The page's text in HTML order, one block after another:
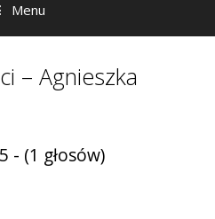
Menu
– Agnieszka
- (1 głosów)